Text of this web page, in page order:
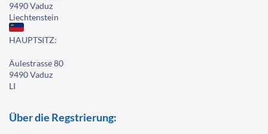
9490 Vaduz
Liechtenstein
HAUPTSITZ:
Äulestrasse 80
9490 Vaduz
LI
Über die Regstrierung: